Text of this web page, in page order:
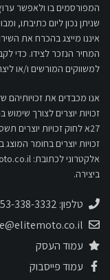
המפורסמים בו ולאפשר
שניתן נכון ליום כתיבתו,
איננו מייצג בהכרח את
המחיר הנזכר לצידו. כדי
למשווקים המורשים ו/או
אנו מכבדים את זכויותיהם
זכויות יוצרים לצורך
זכויות יוצרים בחומר
אלקטרוני לכתובת:
ביצירה.
טלפון: 053-338-3332
עמוד העסק
עמוד פייסבוק